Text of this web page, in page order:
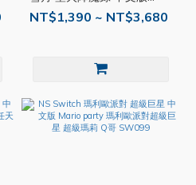
switch 遊戲片 NS遊戲片
SW099
NT$1,390 ~ NT$3,680